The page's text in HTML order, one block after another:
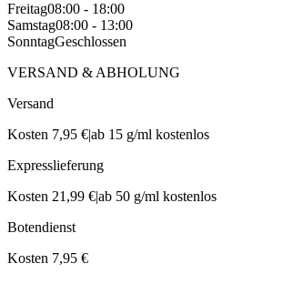
Freitag08:00 - 18:00
Samstag08:00 - 13:00
SonntagGeschlossen
VERSAND & ABHOLUNG
Versand
Kosten 7,95 €|ab 15 g/ml kostenlos
Expresslieferung
Kosten 21,99 €|ab 50 g/ml kostenlos
Botendienst
Kosten 7,95 €